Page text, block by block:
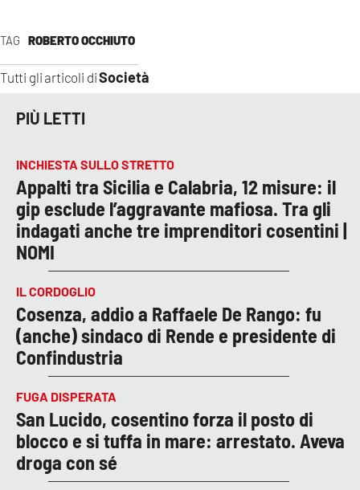
TAG ROBERTO OCCHIUTO
Tutti gli articoli diSocietà
PIÙ LETTI
INCHIESTA SULLO STRETTO
Appalti tra Sicilia e Calabria, 12 misure: il
gip esclude l’aggravante mafiosa. Tra gli
indagati anche tre imprenditori cosentini |
NOMI
IL CORDOGLIO
Cosenza, addio a Raffaele De Rango: fu
(anche) sindaco di Rende e presidente di
Confindustria
FUGA DISPERATA
San Lucido, cosentino forza il posto di
blocco e si tuffa in mare: arrestato. Aveva
droga con sé